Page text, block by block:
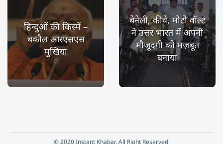
हिन्दुओं की किस्में –
बकौल आरएसएस
मुखिया
बेनेली, कीवे, मोटो वॉल्ट
ने उत्तर भारत में अपनी
मौजूदगी को मज़बूत
बनाया
© 2020 Instant Khabar. All Right Reserved.